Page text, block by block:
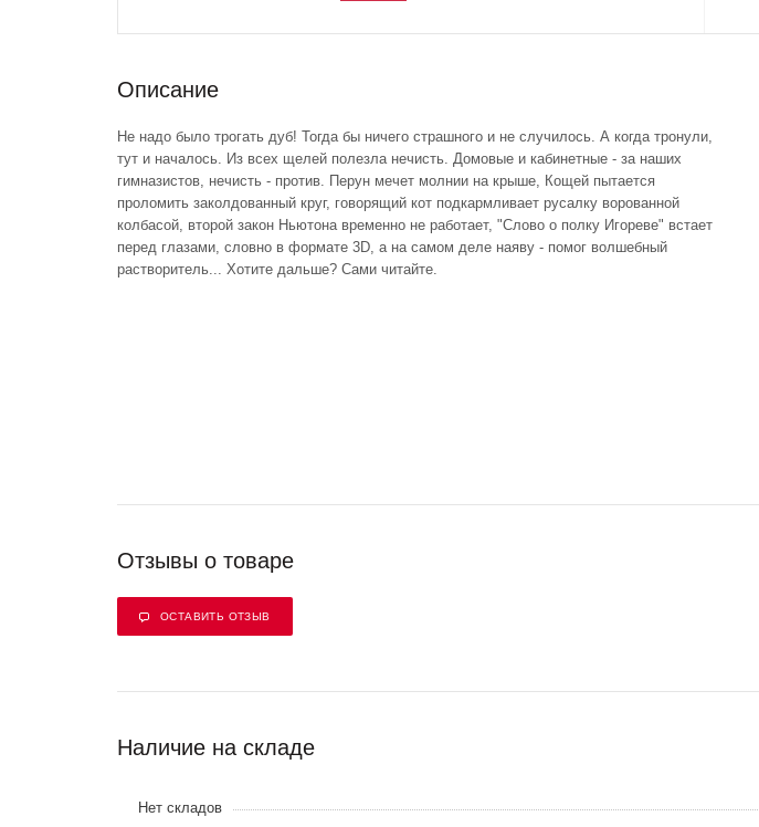
Описание
Не надо было трогать дуб! Тогда бы ничего страшного и не случилось. А когда тронули,
тут и началось. Из всех щелей полезла нечисть. Домовые и кабинетные - за наших
гимназистов, нечисть - против. Перун мечет молнии на крыше, Кощей пытается
проломить заколдованный круг, говорящий кот подкармливает русалку ворованной
колбасой, второй закон Ньютона временно не работает, "Слово о полку Игореве" встает
перед глазами, словно в формате 3D, а на самом деле наяву - помог волшебный
растворитель... Хотите дальше? Сами читайте.
Отзывы о товаре
ОСТАВИТЬ ОТЗЫВ
Наличие на складе
Нет складов